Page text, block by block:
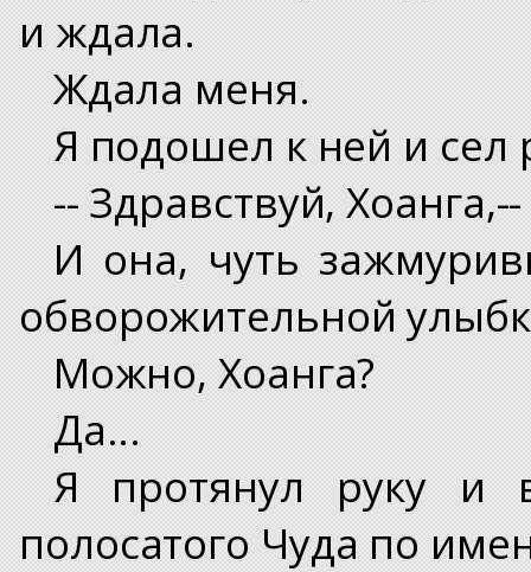
и ждала.
Ждала меня.
Я подошел к ней и сел
-- Здравствуй,
И она, чуть
обворожительной
Можно, Хоанга?
Да...
Я протянул руку и
полосатого Чуда по